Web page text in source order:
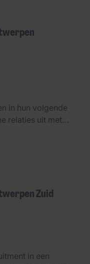
in hun volgende
relaties uit met
om klanten
te verbinden.
Zuid
in een